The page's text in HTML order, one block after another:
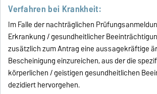
Verfahren bei Krankheit:
Im Falle der nachträglichen
Erkrankung / gesundheitlicher
zusätzlich zum Antrag eine aussagekräftige
Bescheinigung einzureichen, aus der die
körperlichen / geistigen gesundheitlichen
dezidiert hervorgehen.